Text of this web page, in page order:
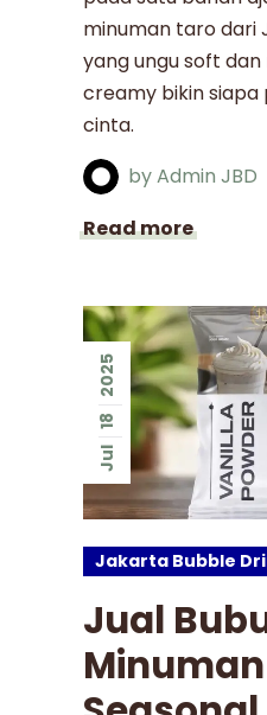
minuman taro dari
yang ungu soft
creamy bikin siapa
cinta.
byAdmin JBD
Read more
Jul
18
2025
Jakarta Bubble
Jual